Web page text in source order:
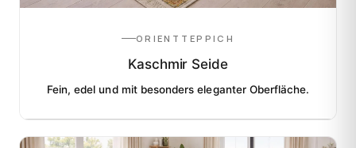
ORIENTTEPPICH
Kaschmir Seide
Fein, edel und mit besonders eleganter Oberfläche.